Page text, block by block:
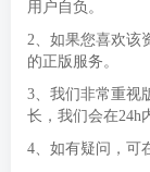
用户自负。
2、如果您喜欢该
的正版服务。
3、我们非常重视
长，我们会在24h
4、如有疑问，可